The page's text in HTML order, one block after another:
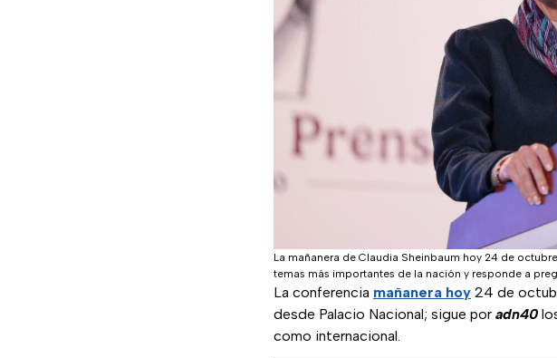
La mañanera de Claudia Sheinbaum hoy 24 de
temas más importantes de la nación y responde a
La conferencia mañanera hoy 24 de
desde Palacio Nacional; sigue por adn40
como internacional.